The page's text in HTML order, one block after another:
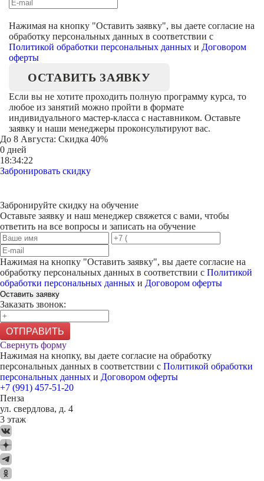
Нажимая на кнопку "Оставить заявку", вы даете согласие на
обработку персональных данных в соответствии с
Политикой обработки персональных данных и Договором
оферты
ОСТАВИТЬ ЗАЯВКУ
Если вы не хотите проходить полную программу курса, то
любое из занятий можно пройти в формате
индивидуального мастер-класса с наставником. Оставьте
заявку и наши менеджеры проконсультируют вас.
До 8 Августа: Скидка 40%
0 дней
18:34:22
Забронировать скидку
Забронируйте скидку на обучение
Оставьте заявку и наш менеджер свяжется с вами, чтобы
ответить на все вопросы и записать на обучение
Нажимая на кнопку "Оставить заявку", вы даете согласие на
обработку персональных данных в соответствии с Политикой
обработки персональных данных и Договором оферты
Оставить заявку
Заказать звонок:
ОТПРАВИТЬ
Свернуть форму
Нажимая на кнопку, вы даете согласие на обработку
персональных данных в соответствии с Политикой обработки
персональных данных и Договором оферты
+7 (991) 457-51-20
Пенза
ул. свердлова, д. 4
3 этаж